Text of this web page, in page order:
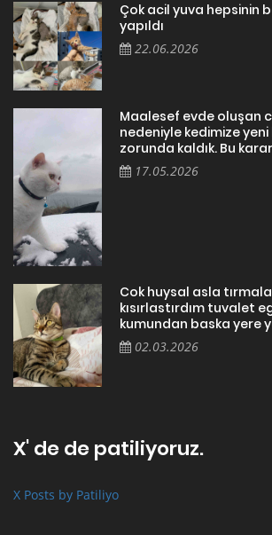
Çok acil yuva hepsinin
yapıldı
22.06.2026
Maalesef evde oluşan
nedeniyle kedimize
zorunda kaldık. Bu
17.05.2026
Cok huysal asla
kısırlastırdım tuvalet
kumundan baska yere
02.03.2026
X' de de patiliyoruz.
X Posts by Patiliyo